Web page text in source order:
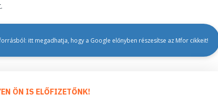
itt megadhatja, hogy a Google előnyben részesítse az Mfor cikkeit!
ÖN IS ELŐFIZETŐNK!